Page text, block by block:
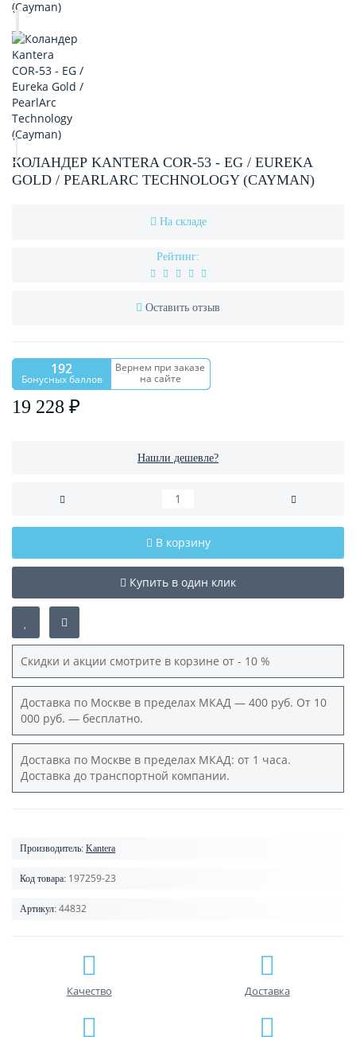
КОЛАНДЕР KANTERA COR-53 - EG / EUREKA
GOLD / PEARLARC TECHNOLOGY (CAYMAN)
На складе
Рейтинг:
Оставить отзыв
192
Бонусных баллов
Вернем при заказе
на сайте
19 228 ₽
Нашли дешевле?
В корзину
Купить в один клик
Скидки и акции смотрите в корзине от - 10 %
Доставка по Москве в пределах МКАД — 400 руб. От 10
000 руб. — бесплатно.
Доставка по Москве в пределах МКАД: от 1 часа.
Доставка до транспортной компании.
Производитель: Kantera
Код товара: 197259-23
Артикул: 44832
Качество Доставка